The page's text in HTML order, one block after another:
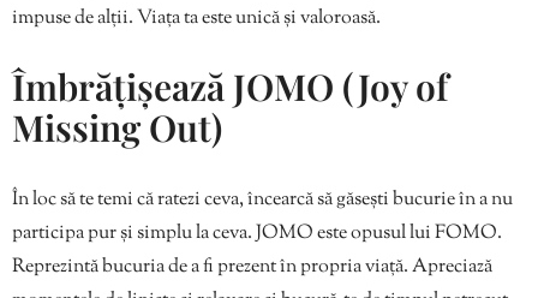
impuse de alții. Viața ta este unică și valoroasă.
Îmbrățișează JOMO (Joy of
Missing Out)
În loc să te temi că ratezi ceva, încearcă să găsești bucurie în a nu
participa pur și simplu la ceva. JOMO este opusul lui FOMO.
Reprezintă bucuria de a fi prezent în propria viață. Apreciază